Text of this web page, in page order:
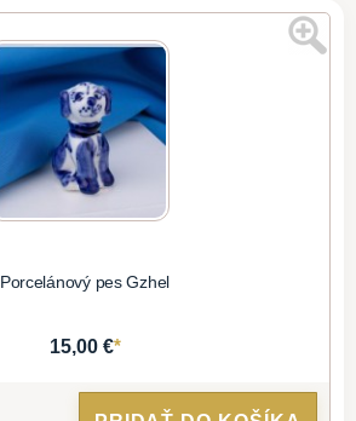
Porcelánový pes Gzhel
15,00 €*